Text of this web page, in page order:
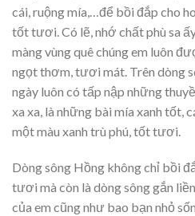
cái, ruộng mía,…để bồi đắp cho
tốt tươi. Có lẽ, nhớ chất phù sa
màng vùng quê chúng em luôn
ngọt thơm, tươi mát. Trên dòng
ngày luôn có tấp nập những
xa xa, là những bài mía xanh tốt,
một màu xanh trù phú, tốt tươi.
Dòng sông Hồng không chỉ bồi
tươi mà còn là dòng sông gắn
của em cũng như bao bạn nhỏ